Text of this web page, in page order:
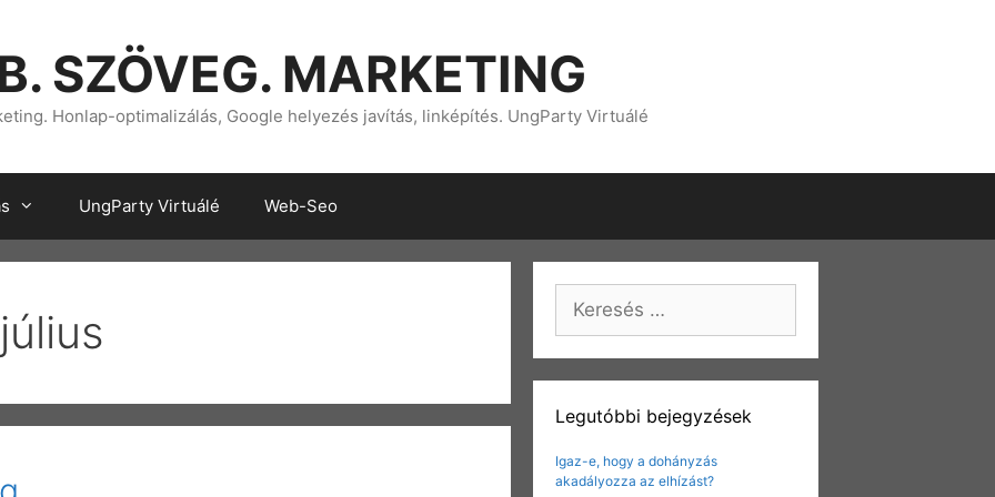
SZÖVEG. MARKETING
Honlap-optimalizálás, Google helyezés javítás, linképítés. UngParty Virtuálé
UngParty Virtuálé Web-Seo
Keresés:
Legutóbbi bejegyzések
Igaz-e, hogy a dohányzás
akadályozza az elhízást?